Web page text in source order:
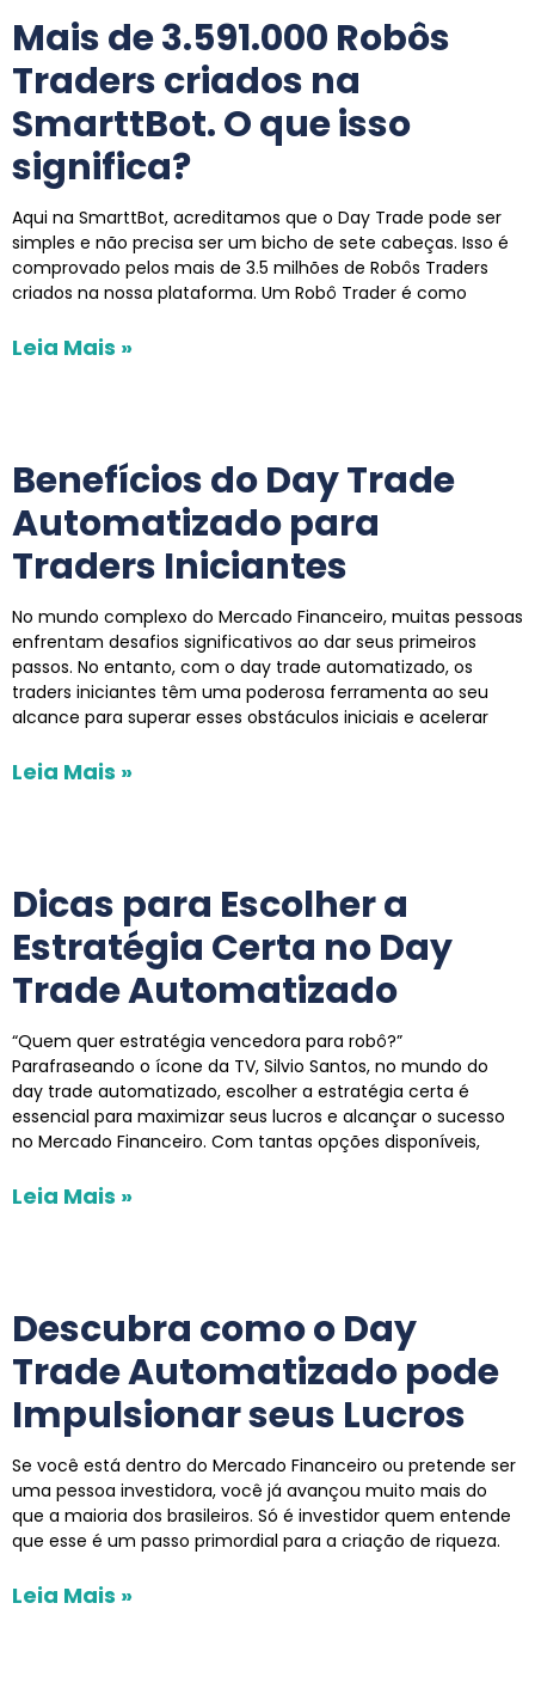
Mais de 3.591.000 Robôs
Traders criados na
SmarttBot. O que isso
significa?
Aqui na SmarttBot, acreditamos que o Day Trade pode ser
simples e não precisa ser um bicho de sete cabeças. Isso é
comprovado pelos mais de 3.5 milhões de Robôs Traders
criados na nossa plataforma. Um Robô Trader é como
Leia Mais »
Benefícios do Day Trade
Automatizado para
Traders Iniciantes
No mundo complexo do Mercado Financeiro, muitas pessoas
enfrentam desafios significativos ao dar seus primeiros
passos. No entanto, com o day trade automatizado, os
traders iniciantes têm uma poderosa ferramenta ao seu
alcance para superar esses obstáculos iniciais e acelerar
Leia Mais »
Dicas para Escolher a
Estratégia Certa no Day
Trade Automatizado
“Quem quer estratégia vencedora para robô?”
Parafraseando o ícone da TV, Silvio Santos, no mundo do
day trade automatizado, escolher a estratégia certa é
essencial para maximizar seus lucros e alcançar o sucesso
no Mercado Financeiro. Com tantas opções disponíveis,
Leia Mais »
Descubra como o Day
Trade Automatizado pode
Impulsionar seus Lucros
Se você está dentro do Mercado Financeiro ou pretende ser
uma pessoa investidora, você já avançou muito mais do
que a maioria dos brasileiros. Só é investidor quem entende
que esse é um passo primordial para a criação de riqueza.
Leia Mais »